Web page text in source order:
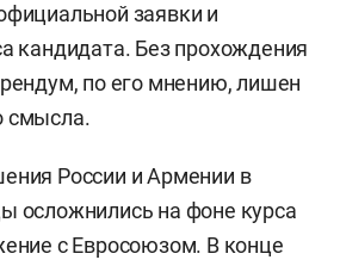
заявки и
кандидата. Без прохождения
по его мнению, лишен
смысла.
России и Армении в
осложнились на фоне курса
с Евросоюзом. В конце